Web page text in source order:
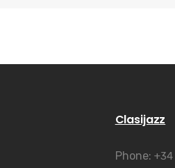
Clasijazz
Phone: +34